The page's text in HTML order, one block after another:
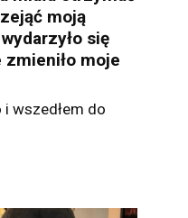
moją
się
zmieniło moje
i wszedłem do